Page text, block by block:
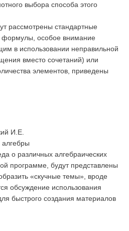
выбора способа этого
рассмотрены стандартные
формулы, особое внимание
в использовании неправильной
вместо сочетаний) или
элементов, приведены
И.Е.
о различных алгебраических
программе, будут представлены
«скучные темы», вроде
обсуждение использования
быстрого создания материалов